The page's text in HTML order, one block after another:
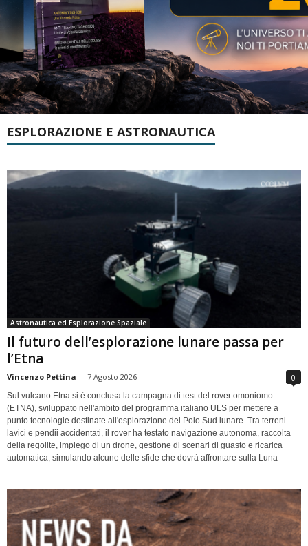
ESPLORAZIONE E ASTRONAUTICA
Astronautica ed Esplorazione Spaziale
Il futuro dell’esplorazione lunare passa per
l’Etna
Vincenzo Pettina - 7 Agosto 2026 0
Sul vulcano Etna si è conclusa la campagna di test del rover omoniomo
(ETNA), sviluppato nell'ambito del programma italiano ULS per mettere a
punto tecnologie destinate all'esplorazione del Polo Sud lunare. Tra terreni
lavici e pendii accidentati, il rover ha testato navigazione autonoma, raccolta
della regolite, impiego di un drone, gestione di scenari di guasto e ricarica
automatica, simulando alcune delle sfide che dovrà affrontare sulla Luna